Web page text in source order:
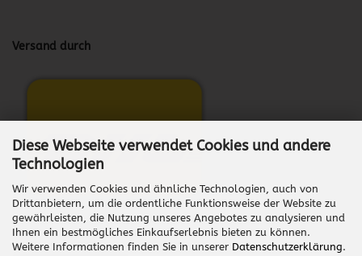
Diese Webseite verwendet Cookies und andere
Technologien
Wir verwenden Cookies und ähnliche Technologien, auch von
Drittanbietern, um die ordentliche Funktionsweise der Website zu
gewährleisten, die Nutzung unseres Angebotes zu analysieren und
Ihnen ein bestmögliches Einkaufserlebnis bieten zu können.
Weitere Informationen finden Sie in unserer Datenschutzerklärung.
Versand durch